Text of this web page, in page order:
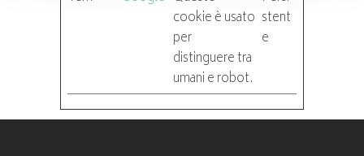
cookie è usato
per
distinguere tra
umani e robot.
stent
e